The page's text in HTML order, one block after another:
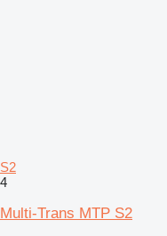
S2
4
Multi-Trans MTP S2